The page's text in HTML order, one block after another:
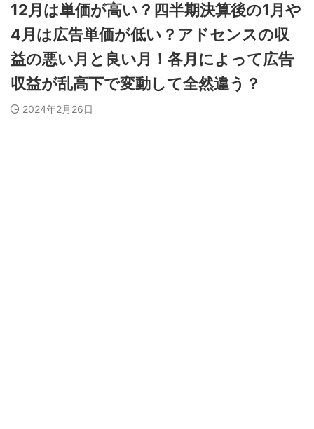
12月は単価が高い？四半期決算後の1月や
4月は広告単価が低い？アドセンスの収
益の悪い月と良い月！各月によって広告
収益が乱高下で変動して全然違う？
2024年2月26日